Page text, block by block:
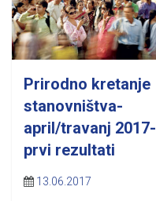
Prirodno kretanje
stanovništva-
april/travanj 2017-
prvi rezultati
13.06.2017